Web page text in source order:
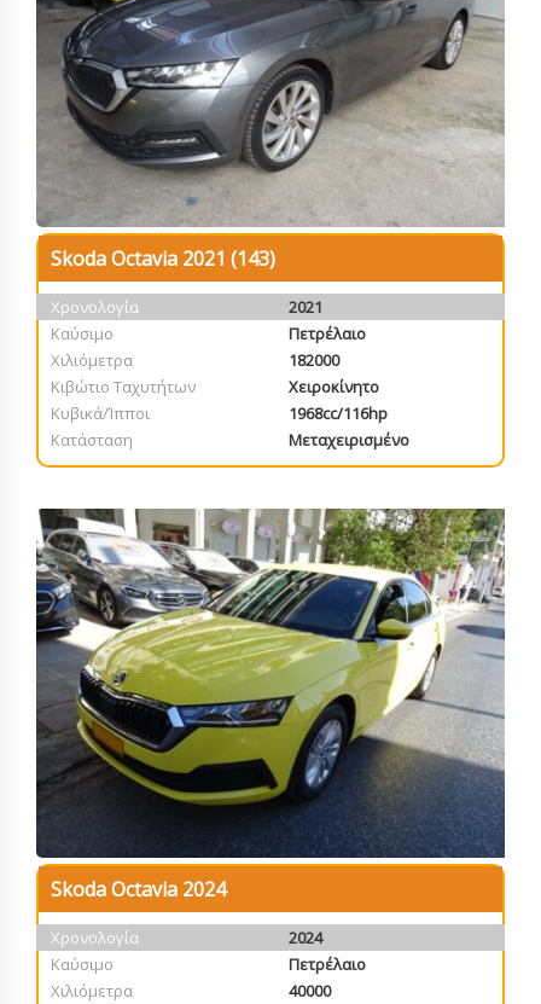
Skoda Octavia 2021 (143)
Χρονολογία
2021
Καύσιμο
Πετρέλαιο
Χιλιόμετρα
182000
Κιβώτιο Ταχυτήτων
Χειροκίνητο
Κυβικά/Ίπποι
1968cc/116hp
Κατάσταση
Μεταχειρισμένο
Skoda Octavia 2024
Χρονολογία
2024
Καύσιμο
Πετρέλαιο
Χιλιόμετρα
40000